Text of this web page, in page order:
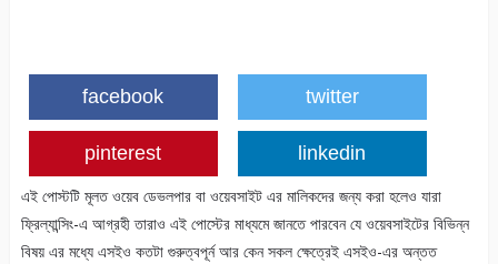
facebook twitter
pinterest linkedin
এই পোস্টটি মূলত ওয়েব ডেভলপার বা ওয়েবসাইট এর মালিকদের জন্য করা হলেও যারা
ফ্রিল্যান্সিং-এ আগ্রহী তারাও এই পোস্টের মাধ্যমে জানতে পারবেন যে ওয়েবসাইটের বিভিন্ন
বিষয় এর মধ্যে এসইও কতটা গুরুত্বপূর্ন আর কেন সকল ক্ষেত্রেই এসইও-এর অন্তত